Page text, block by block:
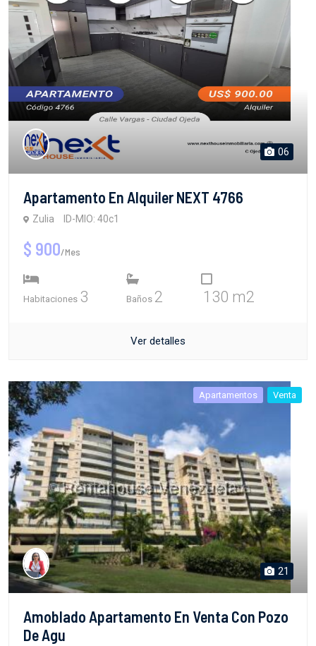
06
Apartamento En Alquiler NEXT 4766
Zulia ID-MIO: 40c1
$ 900/Mes
Habitaciones 3 Baños 2 130 m2
Ver detalles
Apartamentos Venta
21
Amoblado Apartamento En Venta Con Pozo
De Agu